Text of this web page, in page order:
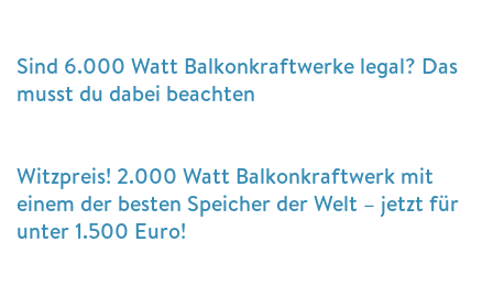
Sind 6.000 Watt Balkonkraftwerke legal? Das
musst du dabei beachten
Witzpreis! 2.000 Watt Balkonkraftwerk mit
einem der besten Speicher der Welt – jetzt für
unter 1.500 Euro!